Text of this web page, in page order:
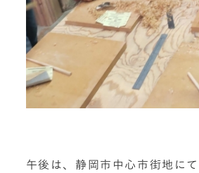
午後は、静岡市中心市街地に